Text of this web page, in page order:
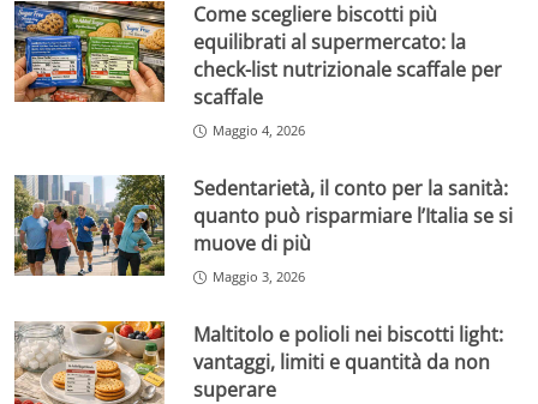
Come scegliere biscotti più
equilibrati al supermercato: la
check-list nutrizionale scaffale per
scaffale
Maggio 4, 2026
Sedentarietà, il conto per la sanità:
quanto può risparmiare l’Italia se si
muove di più
Maggio 3, 2026
Maltitolo e polioli nei biscotti light:
vantaggi, limiti e quantità da non
superare